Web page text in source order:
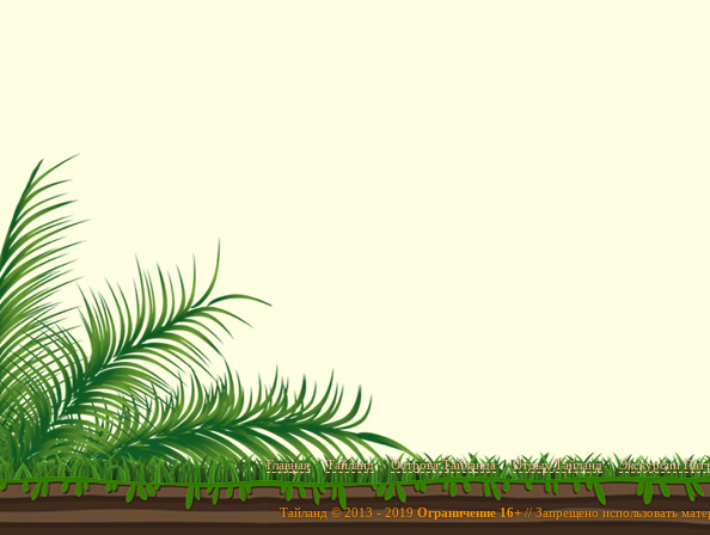
Главная Тайланд Острова Тайланда Отдых Тайланд Экскурсии
Тайланд © 2013 - 2019Ограничение 16+// Запрещено использовать